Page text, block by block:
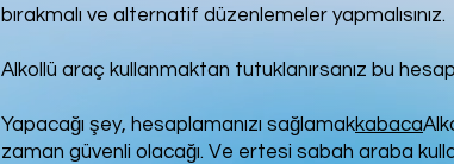
bırakmalı ve alternatif düzenlemeler yapmalısınız.
Alkollü araç kullanmaktan tutuklanırsanız bu
Yapacağı şey, hesaplamanızı sağlamakkabaca
zaman güvenli olacağı. Ve ertesi sabah araba